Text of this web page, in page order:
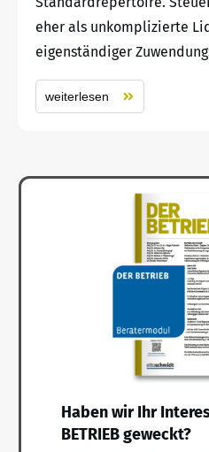
eher als unkomplizierte
eigenständiger
weiterlesen
Haben wir Ihr
BETRIEB geweckt?